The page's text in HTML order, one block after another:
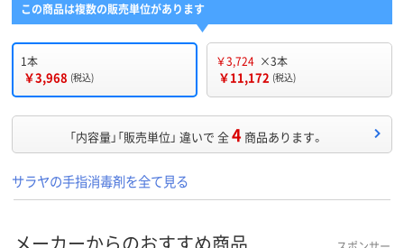
この商品は複数の販売単位があります
1本
￥3,968 (税込)
￥3,724 ×3本
￥11,172 (税込)
「内容量」「販売単位」 違いで 全4 商品あります。
サラヤの手指消毒剤を全て見る